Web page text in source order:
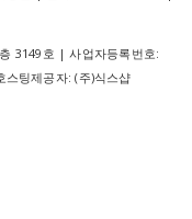
3149호 | 사업자등록번호:
스팅제공자: (주)식스샵